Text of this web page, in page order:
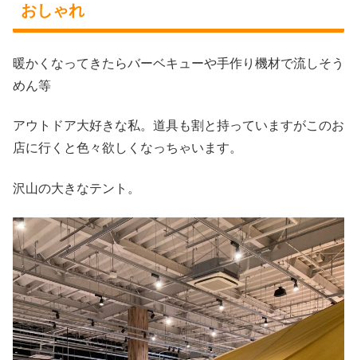
おしゃれ
暖かくなってきたらバーベキューや手作り機材で流しそう
めん等
アウトドア大好きな私。道具も割と持っていますがこのお
店に行くと色々欲しくなっちゃいます。
沢山の大きなテント。